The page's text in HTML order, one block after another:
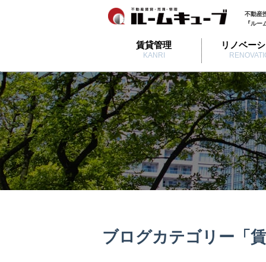
不動産
『ル
賃貸管理
KANRI
リノベー
ブログカテゴリー「